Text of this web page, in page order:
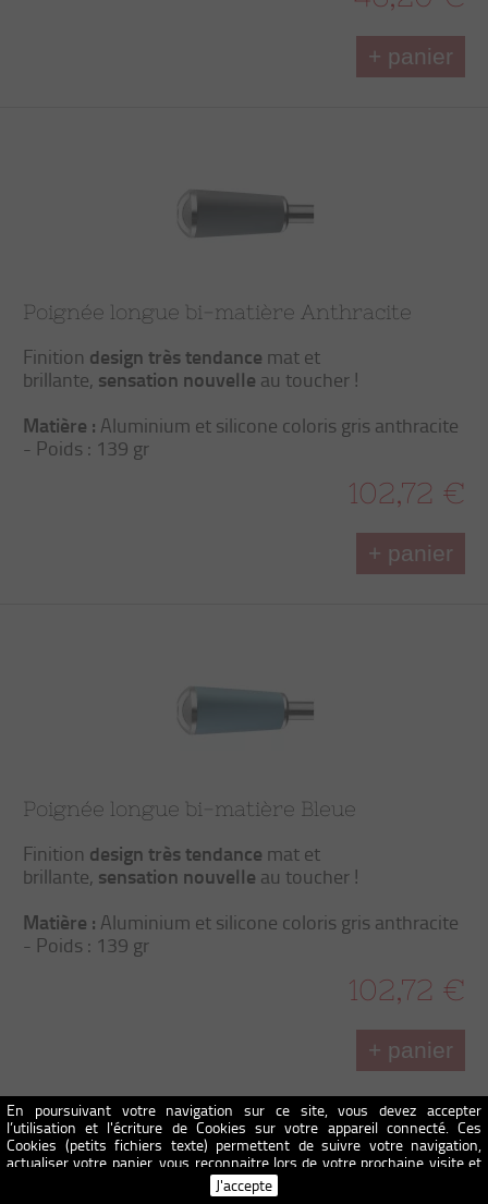
En poursuivant votre navigation sur ce site, vous devez accepter
l’utilisation et l'écriture de Cookies sur votre appareil connecté. Ces
Cookies (petits fichiers texte) permettent de suivre votre navigation,
actualiser votre panier, vous reconnaitre lors de votre prochaine visite et
sécuriser votre connexion. Pour en savoir plus et paramétrer les traceurs:
http://www.cnil.fr/vos-obligations/sites-web-cookies-et-autres-
J'accepte
+ panier
Poignée longue bi-matière Anthracite
Finition design très tendance mat et
brillante, sensation nouvelle au toucher !
Matière : Aluminium et silicone coloris gris anthracite
- Poids : 139 gr
102,72 €
+ panier
Poignée longue bi-matière Bleue
Finition design très tendance mat et
brillante, sensation nouvelle au toucher !
Matière : Aluminium et silicone coloris gris anthracite
- Poids : 139 gr
102,72 €
+ panier